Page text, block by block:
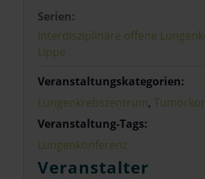
Serien:
Interdisziplinäre offene
Lippe
Veranstaltungskategorien:
Lungenkrebszentrum,
Veranstaltung-Tags:
Lungenkonferenz
Veranstalter